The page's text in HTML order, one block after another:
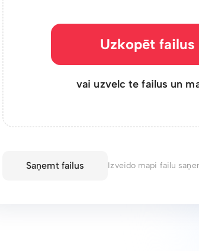
Uzkopēt failus
vai uzvelc te failus un
Saņemt failus Izveido mapi failu